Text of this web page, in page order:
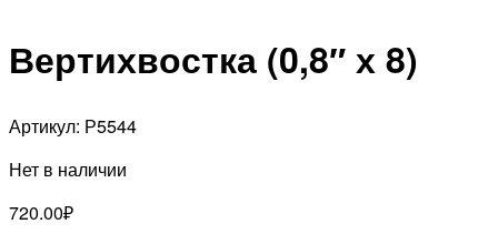
Вертихвостка (0,8″ х 8)
Артикул: Р5544
Нет в наличии
720.00₽